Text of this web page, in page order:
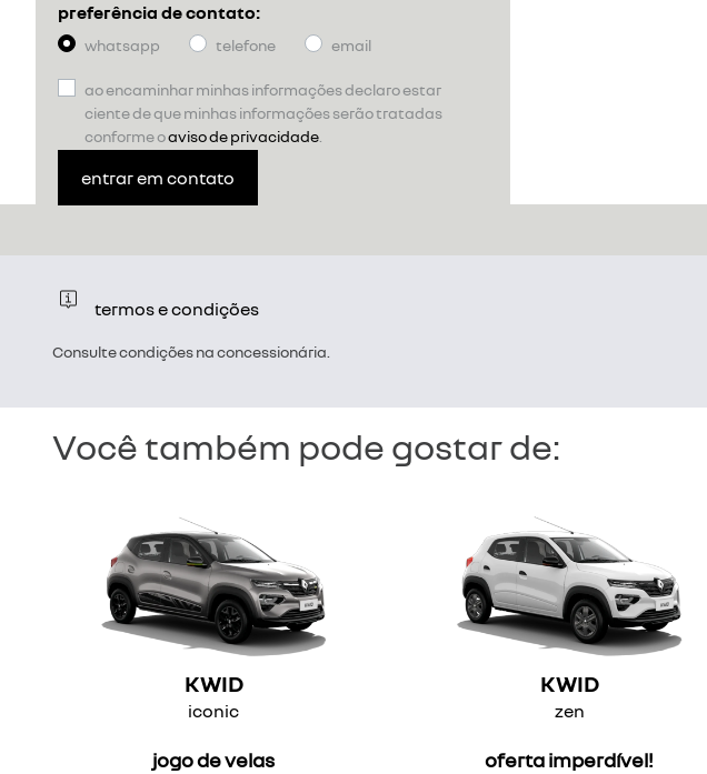
preferência de contato:
whatsapp telefone email
ao encaminhar minhas informações declaro estar
ciente de que minhas informações serão tratadas
conforme oaviso de privacidade
entrar em contato
termos e condições
Consulte condições na concessionária.
Você também pode gostar de:
KWID
iconic
jogo de velas
KWID
zen
oferta imperdível!